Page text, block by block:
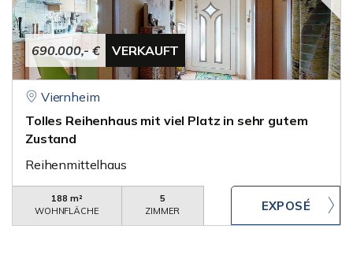
690.000,- € VERKAUFT
Viernheim
Tolles Reihenhaus mit viel Platz in sehr gutem
Zustand
Reihenmittelhaus
188 m²
WOHNFLÄCHE
5
ZIMMER